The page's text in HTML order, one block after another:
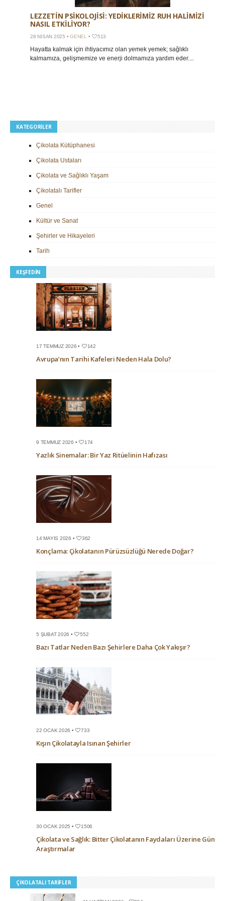
LEZZETIN PSIKOLOJISI: YEDIKLERIMIZ RUH HALIMIZI
NASIL ETKILIYOR?
28 NISAN 2025 • GENEL • 513
Hayatta kalmak için ihtiyacımız olan yemek yemek; sağlıklı
kalmamıza, gelişmemize ve enerji dolmamıza yardım eder....
KATEGORILER
Çikolata Kütüphanesi
Çikolata Ustaları
Çikolata ve Sağlıklı Yaşam
Çikolatalı Tarifler
Genel
Kültür ve Sanat
Şehirler ve Hikayeleri
Tarih
KEŞFEDIN
17 TEMMUZ 2026 • 142
Avrupa’nın Tarihi Kafeleri Neden Hala Dolu?
9 TEMMUZ 2026 • 174
Yazlık Sinemalar: Bir Yaz Ritüelinin Hafızası
14 MAYIS 2026 • 362
Konçlama: Çikolatanın Pürüzsüzlüğü Nerede Doğar?
5 ŞUBAT 2026 • 552
Bazı Tatlar Neden Bazı Şehirlere Daha Çok Yakışır?
22 OCAK 2026 • 733
Kışın Çikolatayla Isınan Şehirler
30 OCAK 2025 • 1506
Çikolata ve Sağlık: Bitter Çikolatanın Faydaları Üzerine Güncel
Araştırmalar
ÇIKOLATALI TARIFLER